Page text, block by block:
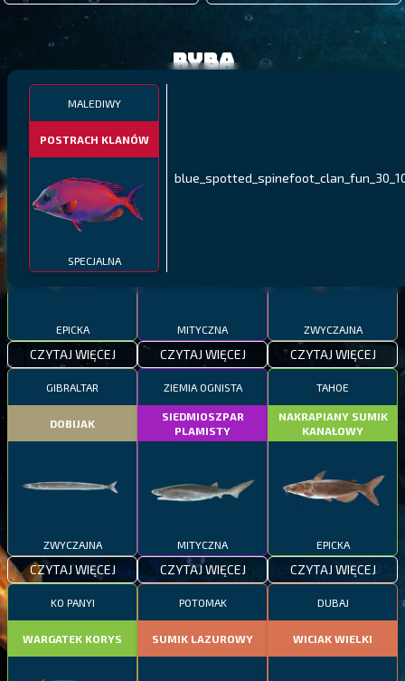
MALEDIWY
POSTRACH KLANÓW
SPECJALNA
Ryba
PYSZCZAK ZACHODNI
EPICKA
CZYTAJ WIĘCEJ
PÓŁNOCNE FIORDY
MITYCZNA
CZYTAJ WIĘCEJ
WYSPY GALAPAGOS
ZWYCZAJNA
CZYTAJ WIĘCEJ
GIBRALTAR
DOBIJAK
ZWYCZAJNA
CZYTAJ WIĘCEJ
ZIEMIA OGNISTA
SIEDMIOSZPAR
PLAMISTY
MITYCZNA
CZYTAJ WIĘCEJ
TAHOE
NAKRAPIANY SUMIK
KANAŁOWY
EPICKA
CZYTAJ WIĘCEJ
KO PANYI
WARGATEK KORYS
POTOMAK
SUMIK LAZUROWY
DUBAJ
WICIAK WIELKI